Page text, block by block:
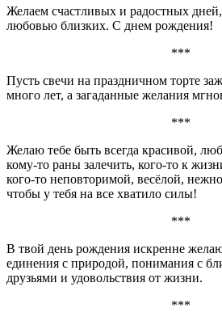
Желаем счастливых и радостных
любовью близких. С днем рождения!
***
Пусть свечи на праздничном торте
много лет, а загаданные желания
***
Желаю тебе быть всегда красивой,
кому-то раны залечить, кого-то к
кого-то неповторимой, весёлой,
чтобы у тебя на все хватило силы!
***
В твой день рождения искренне
единения с природой, понимания с
друзьями и удовольствия от жизни.
***